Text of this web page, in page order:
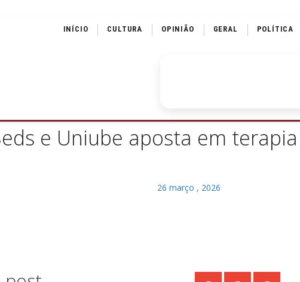
INÍCIO CULTURA OPINIÃO GERAL POLÍTICA
e Uniube aposta em
26 março , 2026